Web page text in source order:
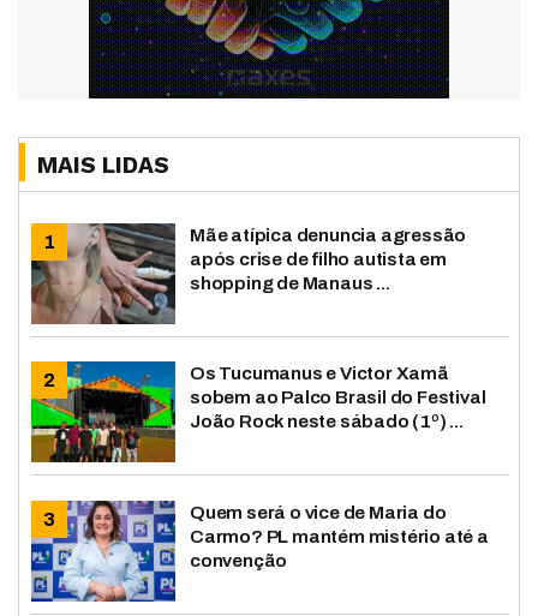
MAIS LIDAS
Mãe atípica denuncia agressão
após crise de filho autista em
shopping de Manaus ...
Os Tucumanus e Victor Xamã
sobem ao Palco Brasil do Festival
João Rock neste sábado (1º) ...
Quem será o vice de Maria do
Carmo? PL mantém mistério até a
convenção